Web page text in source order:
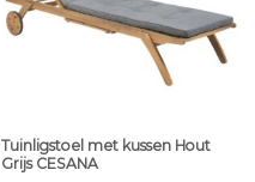
Tuinligstoel met kussen Hout
Grijs CESANA